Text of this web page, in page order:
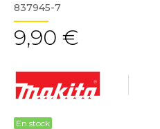
837945-7
9,90 €
En stock